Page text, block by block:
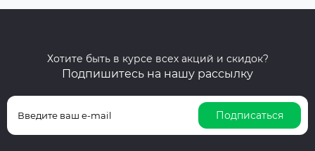
Хотите быть в курсе всех акций и скидок?
Подпишитесь на нашу рассылку
Подписаться